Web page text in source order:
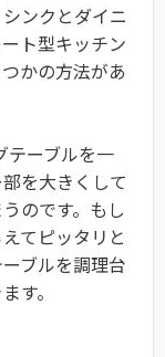
ンクとダイニ
ト型キッチン
かの方法があ
テーブルを一
を大きくして
のです。もし
てピッタリと
ブルを調理台
す。